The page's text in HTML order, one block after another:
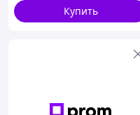
Купить